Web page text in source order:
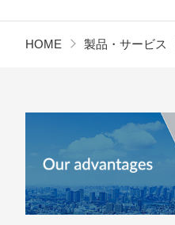
HOME 製品・サービス